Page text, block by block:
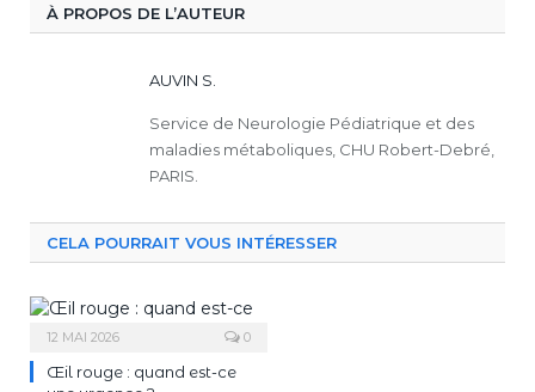
À PROPOS DE L’AUTEUR
AUVIN S.
Service de Neurologie Pédiatrique et des
maladies métaboliques, CHU Robert-Debré,
PARIS.
CELA POURRAIT VOUS INTÉRESSER
12 MAI 2026 0
Œil rouge : quand est-ce